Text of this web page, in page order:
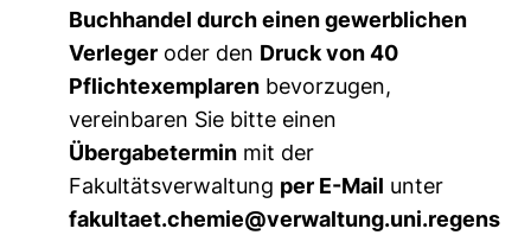
Buchhandel durch einen gewerblichen
Verleger oder den Druck von 40
Pflichtexemplaren bevorzugen,
vereinbaren Sie bitte einen
Übergabetermin mit der
Fakultätsverwaltung per E-Mail unter
fakultaet.chemie@verwaltung.uni.regens